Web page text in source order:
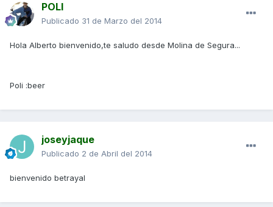
POLI
Publicado 31 de Marzo del 2014
Hola Alberto bienvenido,te saludo desde Molina de Segura...
Poli :beer
joseyjaque
Publicado 2 de Abril del 2014
bienvenido betrayal